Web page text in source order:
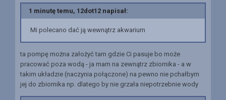
1 minutę temu, 12dot12 napisał:
Mi polecano dać ją wewnątrz akwarium
ta pompę można założyć tam gdzie Ci pasuje bo może
pracować poza wodą - ja mam na zewnątrz zbiornika - a w
takim układzie (naczynia połączone) na pewno nie pchałbym
jej do zbiornika np. dlatego by nie grzała niepotrzebnie wody